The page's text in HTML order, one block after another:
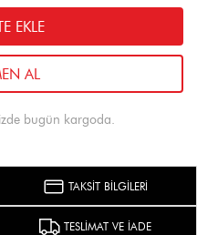
EKLE
AL
bugün kargoda.
TAKSİT BİLGİLERİ
TESLİMAT VE İADE